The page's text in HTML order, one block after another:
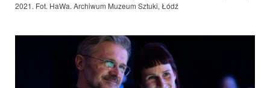
2021. Fot. HaWa. Archiwum Muzeum Sztuki, Łódź